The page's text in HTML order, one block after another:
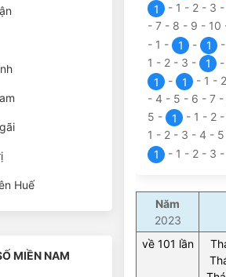
Huế
MIỀN NAM
1
- 1 - 2 - 3 -
- 7 - 8 - 9 - 10
- 1 - 1 - 1 -
1 - 2 - 3 - 1 -
1
- 1 - 1 - 2
- 4 - 5 - 6 - 7 -
5 - 1 - 1 - 2 -
1 - 2 - 3 - 4 - 5
1
- 1 - 2 - 3 -
Năm
2023
về 101 lần